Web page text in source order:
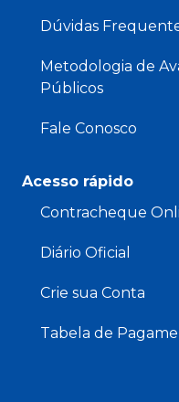
Dúvidas
Metodologia de
Públicos
Fale Conosco
Acesso rápido
Contracheque
Diário Oficial
Crie sua Conta
Tabela de